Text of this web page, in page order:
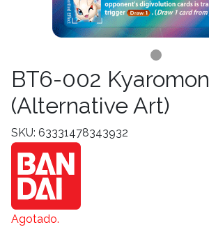
BT6-002 Kyaromon
(Alternative Art)
SKU: 63331478343932
Agotado.